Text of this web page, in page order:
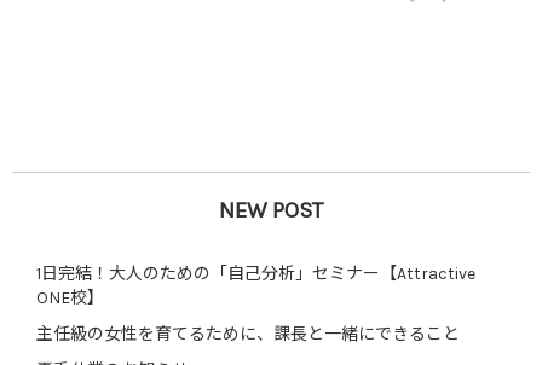
NEW POST
1日完結！大人のための「自己分析」セミナー【Attractive
ONE校】
主任級の女性を育てるために、課長と一緒にできること